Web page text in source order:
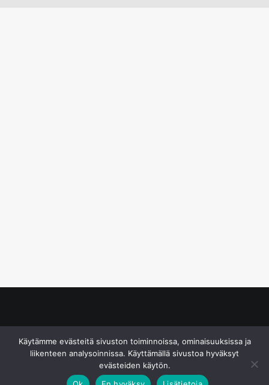
Käytämme evästeitä sivuston toiminnoissa, ominaisuuksissa ja
liikenteen analysoinnissa. Käyttämällä sivustoa hyväksyt
evästeiden käytön.